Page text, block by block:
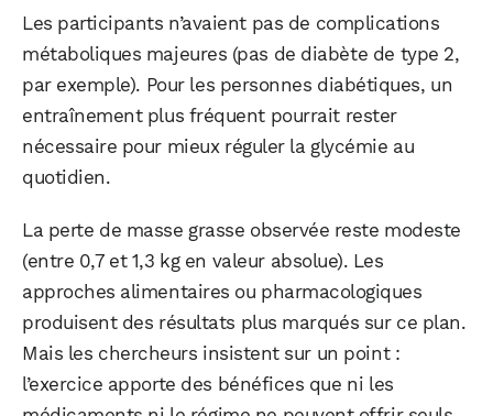
Les participants n’avaient pas de complications
métaboliques majeures (pas de diabète de type 2,
par exemple). Pour les personnes diabétiques, un
entraînement plus fréquent pourrait rester
nécessaire pour mieux réguler la glycémie au
quotidien.
La perte de masse grasse observée reste modeste
(entre 0,7 et 1,3 kg en valeur absolue). Les
approches alimentaires ou pharmacologiques
produisent des résultats plus marqués sur ce plan.
Mais les chercheurs insistent sur un point :
l’exercice apporte des bénéfices que ni les